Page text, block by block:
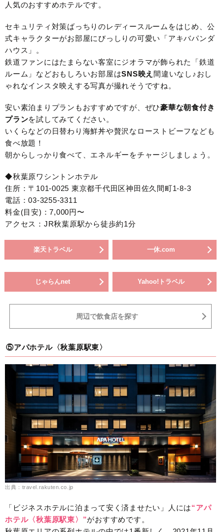
人気のおすすめホテルです。
セキュリティ対策ばっちりのレディースルームをはじめ、公
式キャラクターがお部屋にびっしりの可愛い「アキバパンダ
ハウス」。
鉄道ファンにはたまらない客室にジオラマが飾られた「鉄道
ルーム」などおもしろいお部屋はSNS映え 間違いなし♪おし
ゃれなインスタ映えする写真が撮れそうですね。
安い素泊まりプランもおすすめですが、ぜひ豪華な朝食付き
プランを試してみてください。
いくらなどの日替わり海鮮丼や贅沢なローストビーフなども
食べ放題！
朝からしっかり食べて、エネルギーをチャージしましょう。
◆秋葉原ワシントンホテル
住所：〒101-0025 東京都千代田区神田佐久間町1-8-3
電話：03-3255-3311
料金(目安)：7,000円〜
アクセス：JR秋葉原駅から徒歩約1分
楽天トラベル 一休.com
じゃらんnet Yahoo!トラベル
周辺で飲食店を探す
⑤アパホテル〈秋葉原駅東〉
出典：travel.rakuten.co.jp
「ビジネスホテルに泊まって安く済ませたい」人には“アパ
ホテル〈秋葉原駅東〉”がおすすめです。